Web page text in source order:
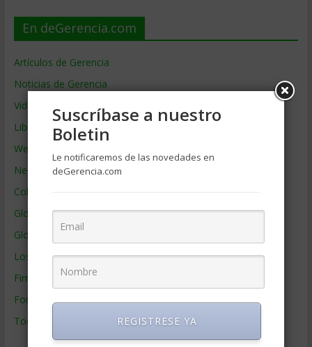
En deGerencia.com
Artículos de Gerencia
Noticias de Gerencia
Videos de Gerencia
Libros de Gerencia
Webs de Gerencia
Negocios por País
Colaboradores de Gerencia
Glosario
Glosario Inglés – Español
Los mejores MBA
Firmas de Gerencia
Formación de Gerencia
Todos los Temas
Suscríbase a nuestro
Boletin
Le notificaremos de las novedades en
deGerencia.com
REGISTRESE YA